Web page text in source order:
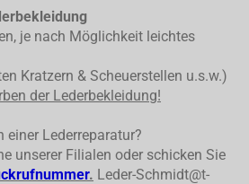
je nach Möglichkeit leichtes
Kratzern & Scheuerstellen u.s.w.)
der Lederbekleidung!
einer Lederreparatur?
unserer Filialen oder schicken Sie
. Leder-Schmidt@t-